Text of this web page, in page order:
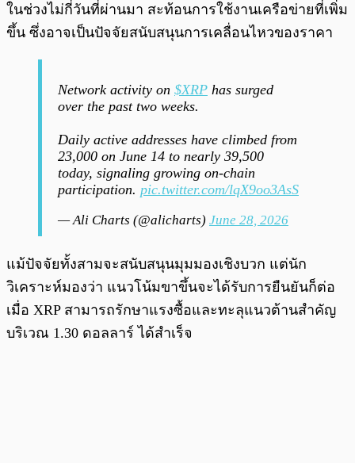
ในช่วงไม่กี่วันที่ผ่านมา สะท้อนการใช้งานเครือข่ายที่เพิ่ม
ขึ้น ซึ่งอาจเป็นปัจจัยสนับสนุนการเคลื่อนไหวของราคา
Network activity on $XRP has surged
over the past two weeks.
Daily active addresses have climbed from
23,000 on June 14 to nearly 39,500
today, signaling growing on-chain
participation. pic.twitter.com/lqX9oo3AsS
— Ali Charts (@alicharts) June 28, 2026
แม้ปัจจัยทั้งสามจะสนับสนุนมุมมองเชิงบวก แต่นัก
วิเคราะห์มองว่า แนวโน้มขาขึ้นจะได้รับการยืนยันก็ต่อ
เมื่อ XRP สามารถรักษาแรงซื้อและทะลุแนวต้านสำคัญ
บริเวณ 1.30 ดอลลาร์ ได้สำเร็จ